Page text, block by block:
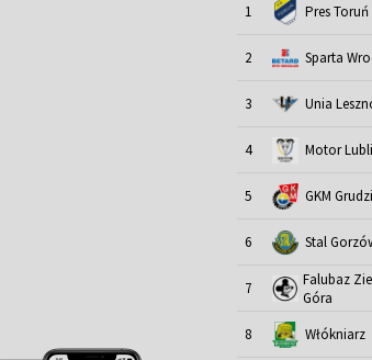
1 Pres Toruń
2 Sparta
3 Unia
4 Motor
5 GKM
6 Stal
7
Falubaz
Góra
8 Włókniarz